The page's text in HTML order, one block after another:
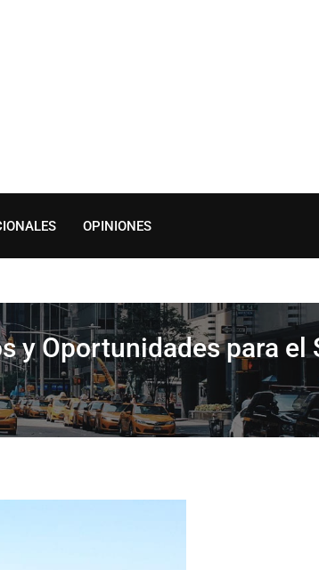
OPINIONES
y Oportunidades para el